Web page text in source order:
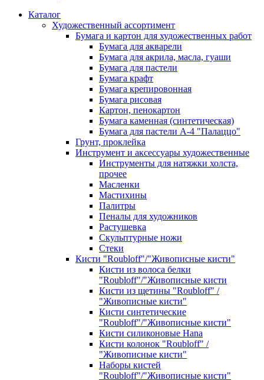
Каталог
Художественный ассортимент
Бумага и картон для художественных работ
Бумага для акварели
Бумага для акрила, масла, гуаши
Бумага для пастели
Бумага крафт
Бумага крепировонная
Бумага рисовая
Картон, пенокартон
Бумага каменная (синтетическая)
Бумага для пастели А-4 "Палаццо"
Грунт, проклейка
Инструмент и аксессуары художественные
Инструменты для натяжки холста,
прочее
Масленки
Мастихины
Палитры
Пеналы для художников
Растушевка
Скульптурные ножи
Стеки
Кисти "Roubloff"/"Живописные кисти"
Кисти из волоса белки
"Roubloff"/"Живописные кисти
Кисти из щетины "Roubloff" /
"Живописные кисти"
Кисти синтетические
"Roubloff"/"Живописные кисти"
Кисти силиконовые Hana
Кисти колонок "Roubloff" /
"Живописные кисти"
Наборы кистей
"Roubloff"/"Живописные кисти"